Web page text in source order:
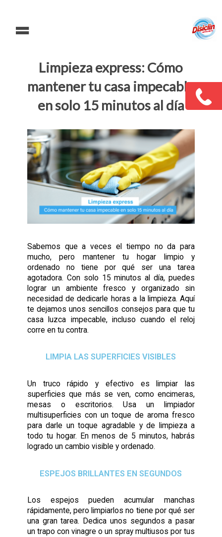
=
Limpieza express: Cómo
mantener tu casa impecable
en solo 15 minutos al día
Sabemos que a veces el tiempo no da para
mucho, pero mantener tu hogar limpio y
ordenado no tiene por qué ser una tarea
agotadora. Con solo 15 minutos al día, puedes
lograr un ambiente fresco y organizado sin
necesidad de dedicarle horas a la limpieza. Aquí
te dejamos unos sencillos consejos para que tu
casa luzca impecable, incluso cuando el reloj
corre en tu contra.
LIMPIA LAS SUPERFICIES VISIBLES
Un truco rápido y efectivo es limpiar las
superficies que más se ven, como encimeras,
mesas o escritorios. Usa un limpiador
multisuperficies con un toque de aroma fresco
para darle un toque agradable y de limpieza a
todo tu hogar. En menos de 5 minutos, habrás
logrado un cambio visible y ordenado.
ESPEJOS BRILLANTES EN SEGUNDOS
Los espejos pueden acumular manchas
rápidamente, pero limpiarlos no tiene por qué ser
una gran tarea. Dedica unos segundos a pasar
un trapo con vinagre o un spray multiusos por tus